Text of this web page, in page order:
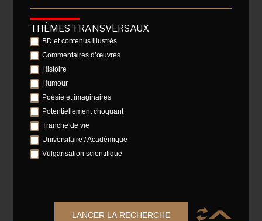
THÈMES TRANSVERSAUX
BD et contenus illustrés
Commentaires d’œuvres
Histoire
Humour
Poésie et imaginaires
Potentiellement choquant
Tranche de vie
Universitaire / Académique
Vulgarisation scientifique
LANCER LA RECHERCHE